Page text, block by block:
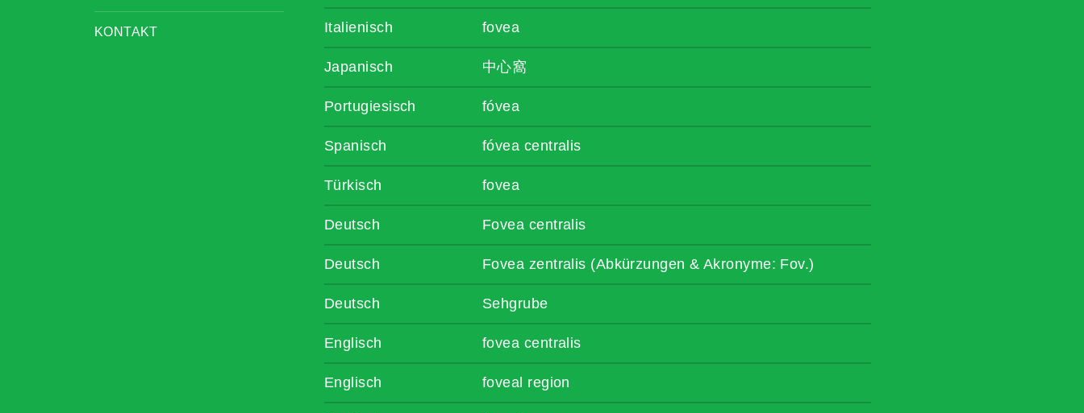
KONTAKT Italienisch fovea
Japanisch 中心窩
Portugiesisch fóvea
Spanisch fóvea centralis
Türkisch fovea
Deutsch Fovea centralis
Deutsch Fovea zentralis (Abkürzungen & Akronyme: Fov.)
Deutsch Sehgrube
Englisch fovea centralis
Englisch foveal region